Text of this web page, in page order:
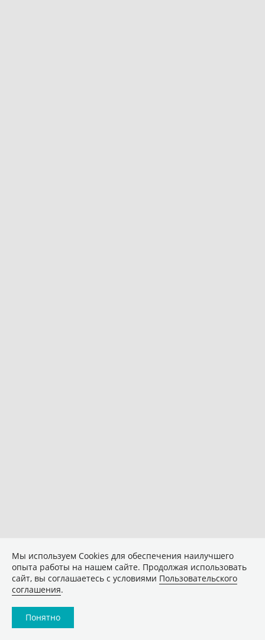
Мы используем Сookies для обеспечения наилучшего
опыта работы на нашем сайте. Продолжая использовать
сайт, вы соглашаетесь с условиями Пользовательского
соглашения.
Понятно